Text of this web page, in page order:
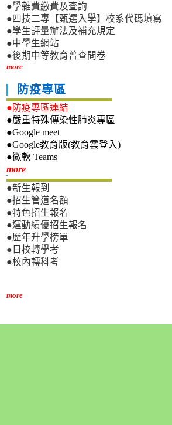
●學雜費繳費及查詢
●四技二專【甄選入學】校系代碼填寫
●學生評量辦法及補充規定
●中學生網站
●後期中等教育普查問卷
more
防疫專區
●防疫專區連結
●嚴重特殊傳染性肺炎專區
●Google meet
●Google教育版(教育雲登入)
●微軟 Teams
more新生專區
●新生報到
●招生管道名額
●特色招生報名
●運動績優招生報名
●歷年升學榜單
●日校轉學考
●校內轉科考
more